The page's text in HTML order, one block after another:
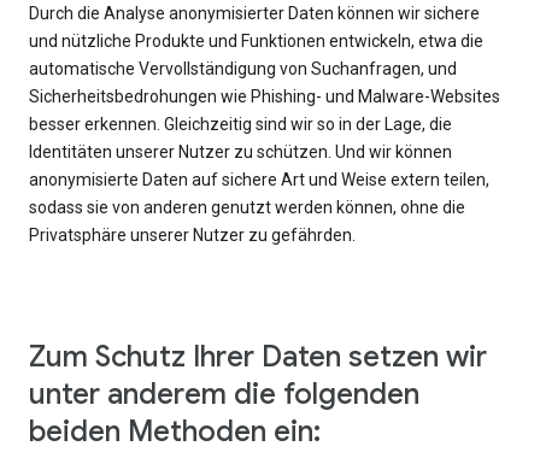
Durch die Analyse anonymisierter Daten können wir sichere
und nützliche Produkte und Funktionen entwickeln, etwa die
automatische Vervollständigung von Suchanfragen, und
Sicherheitsbedrohungen wie Phishing- und Malware-Websites
besser erkennen. Gleichzeitig sind wir so in der Lage, die
Identitäten unserer Nutzer zu schützen. Und wir können
anonymisierte Daten auf sichere Art und Weise extern teilen,
sodass sie von anderen genutzt werden können, ohne die
Privatsphäre unserer Nutzer zu gefährden.
Zum Schutz Ihrer Daten setzen wir
unter anderem die folgenden
beiden Methoden ein: